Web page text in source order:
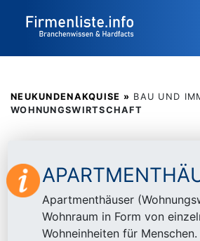
NEUKUNDENAKQUISE » BAU UND
WOHNUNGSWIRTSCHAFT
Apartmenthäuser
Wohnraum in Form von
Wohneinheiten für Menschen.